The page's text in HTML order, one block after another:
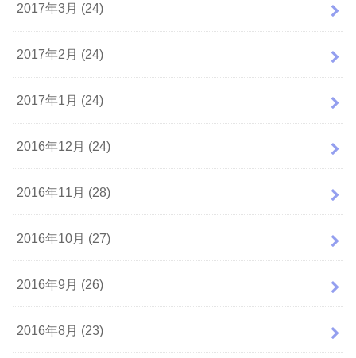
2017年3月 (24)
2017年2月 (24)
2017年1月 (24)
2016年12月 (24)
2016年11月 (28)
2016年10月 (27)
2016年9月 (26)
2016年8月 (23)